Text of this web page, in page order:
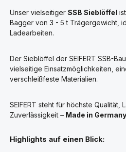
Unser vielseitiger SSB Sieblöffel
Bagger von 3 - 5 t Trägergewicht,
Ladearbeiten.
Der Sieblöffel der SEIFERT SSB-
vielseitige Einsatzmöglichkeiten,
verschleißfeste Materialien.
SEIFERT steht für höchste Qualität,
Zuverlässigkeit – Made in
Highlights auf einen Blick: